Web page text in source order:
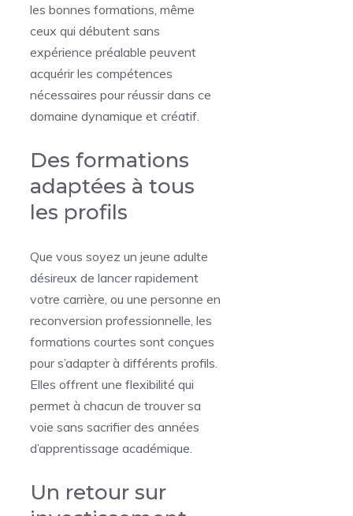
les bonnes formations, même
ceux qui débutent sans
expérience préalable peuvent
acquérir les compétences
nécessaires pour réussir dans ce
domaine dynamique et créatif.
Des formations
adaptées à tous
les profils
Que vous soyez un jeune adulte
désireux de lancer rapidement
votre carrière, ou une personne en
reconversion professionnelle, les
formations courtes sont conçues
pour s’adapter à différents profils.
Elles offrent une flexibilité qui
permet à chacun de trouver sa
voie sans sacrifier des années
d’apprentissage académique.
Un retour sur